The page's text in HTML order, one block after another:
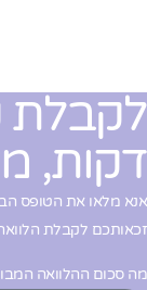
מלאו את הטופס
לקבלת
סכום ההלוואה